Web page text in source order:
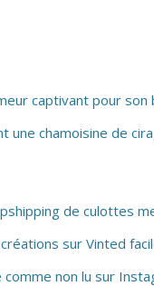
captivant pour son
une chamoisine de
de culottes
sur Vinted
non lu sur